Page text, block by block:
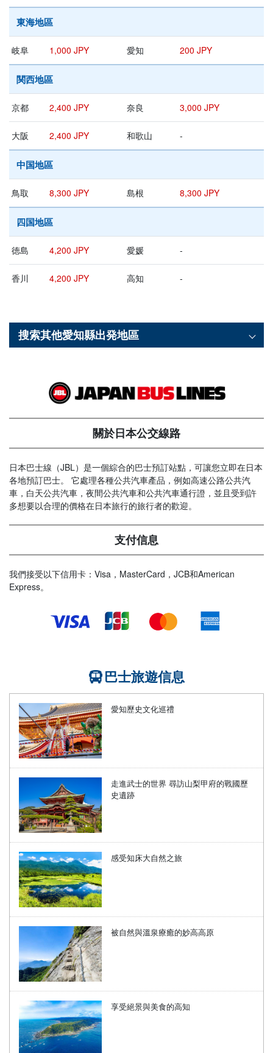
東海地區
岐阜 1,000 JPY 愛知 200 JPY
関西地區
京都 2,400 JPY 奈良 3,000 JPY
大阪 2,400 JPY 和歌山 -
中国地區
鳥取 8,300 JPY 島根 8,300 JPY
四国地區
徳島 4,200 JPY 愛媛 -
香川 4,200 JPY 高知 -
搜索其他愛知縣出発地區
關於日本公交線路
日本巴士線（JBL）是一個綜合的巴士預訂站點，可讓您立即在日本
各地預訂巴士。 它處理各種公共汽車產品，例如高速公路公共汽
車，白天公共汽車，夜間公共汽車和公共汽車通行證，並且受到許
多想要以合理的價格在日本旅行的旅行者的歡迎。
支付信息
我們接受以下信用卡：Visa，MasterCard，JCB和American
Express。
巴士旅遊信息
愛知歷史文化巡禮
走進武士的世界 尋訪山梨甲府的戰國歷
史遺跡
感受知床大自然之旅
被自然與溫泉療癒的妙高高原
享受絕景與美食的高知